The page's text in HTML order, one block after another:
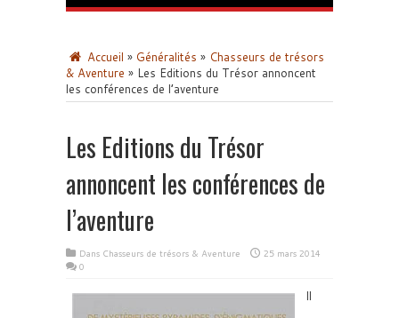
Accueil » Généralités » Chasseurs de trésors
& Aventure » Les Editions du Trésor annoncent
les conférences de l’aventure
Les Editions du Trésor
annoncent les conférences de
l’aventure
Dans Chasseurs de trésors & Aventure
25 mars 2014
0
Il